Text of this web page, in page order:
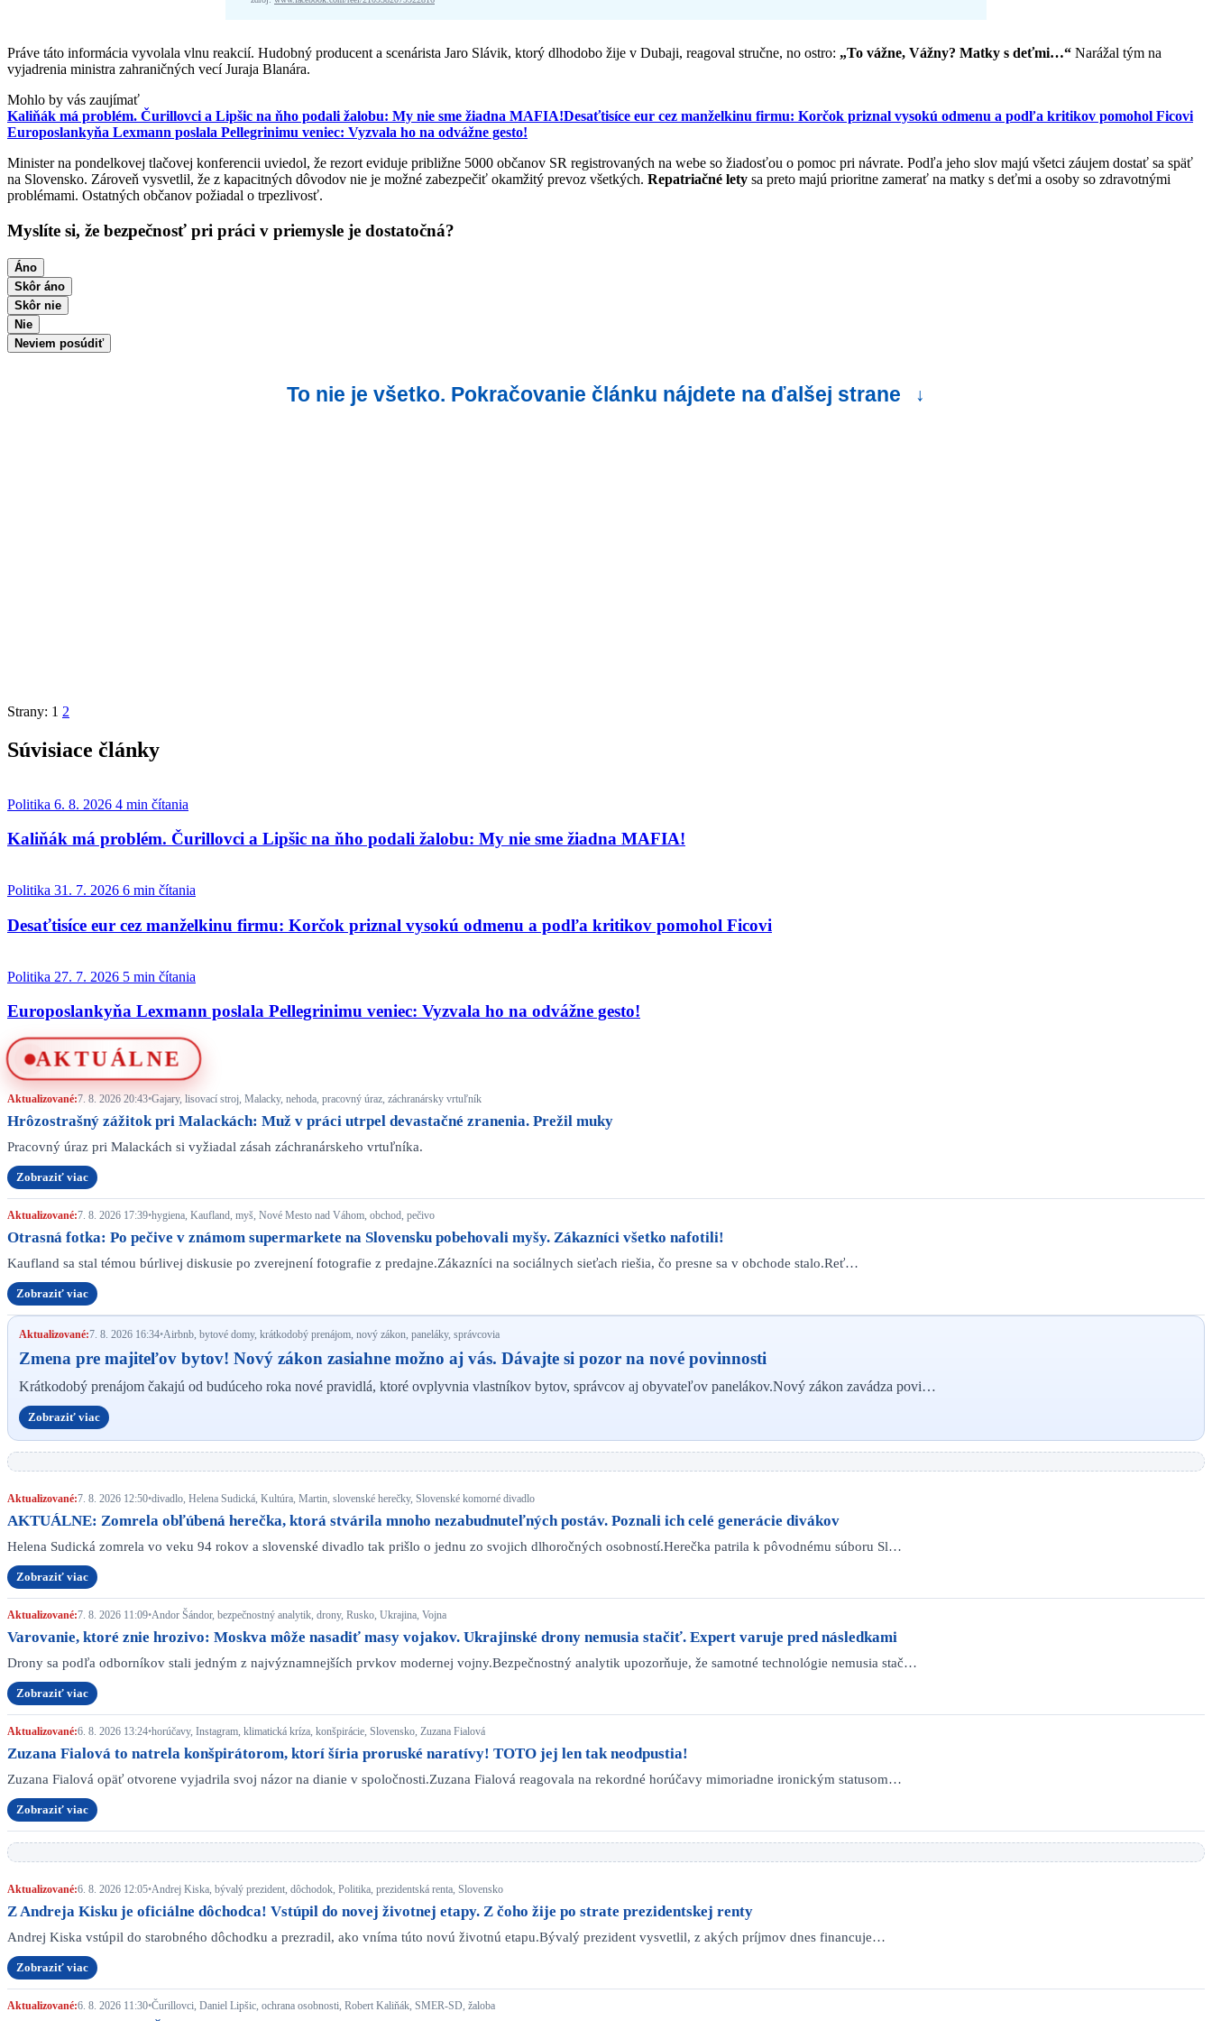
Práve táto informácia vyvolala vlnu reakcií. Hudobný producent a scenárista Jaro Slávik, ktorý dlhodobo žije v Dubaji, reagoval stručne, no ostro: „To vážne, Vážny? Matky s deťmi…“ Narážal tým na
vyjadrenia ministra zahraničných vecí Juraja Blanára.
Mohlo by vás zaujímať
Kaliňák má problém. Čurillovci a Lipšic na ňho podali žalobu: My nie sme žiadna MAFIA!Desaťtisíce eur cez manželkinu firmu: Korčok priznal vysokú odmenu a podľa kritikov pomohol Ficovi
Europoslankyňa Lexmann poslala Pellegrinimu veniec: Vyzvala ho na odvážne gesto!
Minister na pondelkovej tlačovej konferencii uviedol, že rezort eviduje približne 5000 občanov SR registrovaných na webe so žiadosťou o pomoc pri návrate. Podľa jeho slov majú všetci záujem dostať sa späť
na Slovensko. Zároveň vysvetlil, že z kapacitných dôvodov nie je možné zabezpečiť okamžitý prevoz všetkých. Repatriačné lety sa preto majú prioritne zamerať na matky s deťmi a osoby so zdravotnými
problémami. Ostatných občanov požiadal o trpezlivosť.
Myslíte si, že bezpečnosť pri práci v priemysle je dostatočná?
Áno
Skôr áno
Skôr nie
Nie
Neviem posúdiť
To nie je všetko. Pokračovanie článku nájdete na ďalšej strane ↓
Strany: 1 2
Súvisiace články
Politika 6. 8. 2026 4 min čítania
Kaliňák má problém. Čurillovci a Lipšic na ňho podali žalobu: My nie sme žiadna MAFIA!
Politika 31. 7. 2026 6 min čítania
Desaťtisíce eur cez manželkinu firmu: Korčok priznal vysokú odmenu a podľa kritikov pomohol Ficovi
Politika 27. 7. 2026 5 min čítania
Europoslankyňa Lexmann poslala Pellegrinimu veniec: Vyzvala ho na odvážne gesto!
AKTUÁLNE
Aktualizované:7. 8. 2026 20:43•Gajary, lisovací stroj, Malacky, nehoda, pracovný úraz, záchranársky vrtuľník
Hrôzostrašný zážitok pri Malackách: Muž v práci utrpel devastačné zranenia. Prežil muky
Pracovný úraz pri Malackách si vyžiadal zásah záchranárskeho vrtuľníka.
Zobraziť viac
Aktualizované:7. 8. 2026 17:39•hygiena, Kaufland, myš, Nové Mesto nad Váhom, obchod, pečivo
Otrasná fotka: Po pečive v známom supermarkete na Slovensku pobehovali myšy. Zákazníci všetko nafotili!
Kaufland sa stal témou búrlivej diskusie po zverejnení fotografie z predajne.Zákazníci na sociálnych sieťach riešia, čo presne sa v obchode stalo.Reť…
Zobraziť viac
Aktualizované:7. 8. 2026 16:34•Airbnb, bytové domy, krátkodobý prenájom, nový zákon, paneláky, správcovia
Zmena pre majiteľov bytov! Nový zákon zasiahne možno aj vás. Dávajte si pozor na nové povinnosti
Krátkodobý prenájom čakajú od budúceho roka nové pravidlá, ktoré ovplyvnia vlastníkov bytov, správcov aj obyvateľov panelákov.Nový zákon zavádza povi…
Zobraziť viac
Aktualizované:7. 8. 2026 12:50•divadlo, Helena Sudická, Kultúra, Martin, slovenské herečky, Slovenské komorné divadlo
AKTUÁLNE: Zomrela obľúbená herečka, ktorá stvárila mnoho nezabudnuteľných postáv. Poznali ich celé generácie divákov
Helena Sudická zomrela vo veku 94 rokov a slovenské divadlo tak prišlo o jednu zo svojich dlhoročných osobností.Herečka patrila k pôvodnému súboru Sl…
Zobraziť viac
Aktualizované:7. 8. 2026 11:09•Andor Šándor, bezpečnostný analytik, drony, Rusko, Ukrajina, Vojna
Varovanie, ktoré znie hrozivo: Moskva môže nasadiť masy vojakov. Ukrajinské drony nemusia stačiť. Expert varuje pred následkami
Drony sa podľa odborníkov stali jedným z najvýznamnejších prvkov modernej vojny.Bezpečnostný analytik upozorňuje, že samotné technológie nemusia stač…
Zobraziť viac
Aktualizované:6. 8. 2026 13:24•horúčavy, Instagram, klimatická kríza, konšpirácie, Slovensko, Zuzana Fialová
Zuzana Fialová to natrela konšpirátorom, ktorí šíria proruské naratívy! TOTO jej len tak neodpustia!
Zuzana Fialová opäť otvorene vyjadrila svoj názor na dianie v spoločnosti.Zuzana Fialová reagovala na rekordné horúčavy mimoriadne ironickým statusom…
Zobraziť viac
Aktualizované:6. 8. 2026 12:05•Andrej Kiska, bývalý prezident, dôchodok, Politika, prezidentská renta, Slovensko
Z Andreja Kisku je oficiálne dôchodca! Vstúpil do novej životnej etapy. Z čoho žije po strate prezidentskej renty
Andrej Kiska vstúpil do starobného dôchodku a prezradil, ako vníma túto novú životnú etapu.Bývalý prezident vysvetlil, z akých príjmov dnes financuje…
Zobraziť viac
Aktualizované:6. 8. 2026 11:30•Čurillovci, Daniel Lipšic, ochrana osobnosti, Robert Kaliňák, SMER-SD, žaloba